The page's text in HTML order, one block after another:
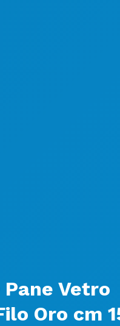
Pane Vetro
Oro cm